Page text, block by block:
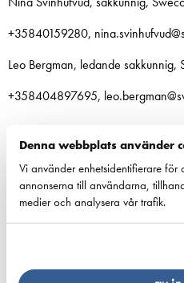
Denna webbplats använder
Vi använder enhetsidentifierare för
annonserna till användarna,
medier och analysera vår trafik.
+35840159280,
Leo Bergman, ledande sakkunnig,
+358404897695,
Dela: